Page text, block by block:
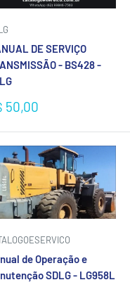
DE SERVIÇO
- BS428 -
50,00
de Operação e
SDLG - LG958L